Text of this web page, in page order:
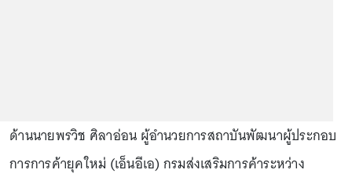
ด้านนายพรวิช ศิลาอ่อน ผู้อำนวยการสถาบันพัฒนาผู้ประกอบ
การการค้ายุคใหม่ (เอ็นอีเอ) กรมส่งเสริมการค้าระหว่าง